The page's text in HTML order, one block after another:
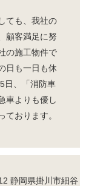
ても、我社の
顧客満足に努
の施工物件で
日も一日も休
日、「消防車
車よりも優し
ております。
静岡県掛川市細谷